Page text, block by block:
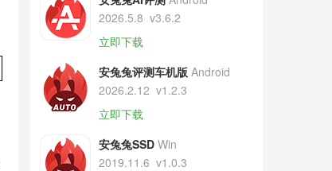
2026.5.8 v3.6.2
立即下载
安兔兔评测车机版 Android
2026.2.12 v1.2.3
立即下载
安兔兔SSD Win
2019.11.6 v1.0.3